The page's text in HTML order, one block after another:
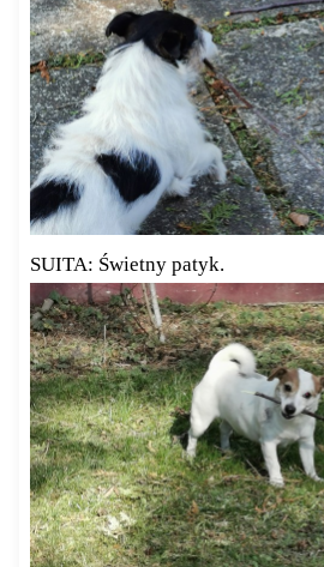
SUITA: Świetny patyk.